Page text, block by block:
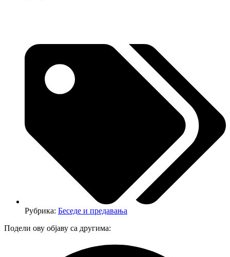
Рубрика: Беседе и предавања
Подели ову објаву са другима: